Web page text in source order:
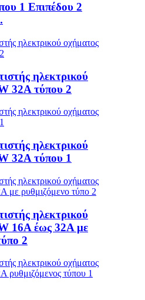
1 Επιπέδου 2
ηλεκτρικού
32A τύπου 2
ηλεκτρικού
32A τύπου 1
ηλεκτρικού
16A έως 32A με
2